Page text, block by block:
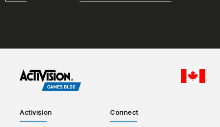
Activision Connect